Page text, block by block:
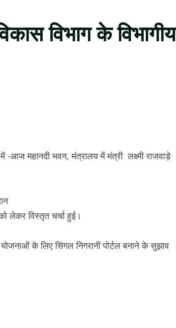
विभाग के विभागीय
-आज महानदी भवन, मंत्रालय में मंत्री लक्ष्मी राजवाड़े
लेकर विस्तृत चर्चा हुई।
के लिए सिंगल निगरानी पोर्टल बनाने के सुझाव